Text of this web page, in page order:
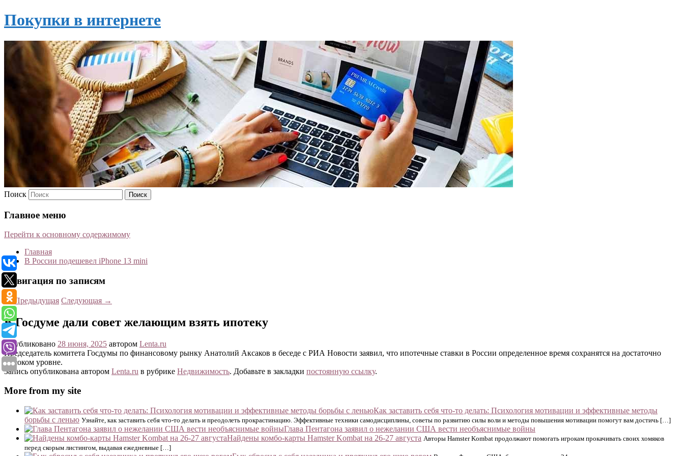
Покупки в интернете
Поиск
Главное меню
Перейти к основному содержимому
Главная
В России подешевел iPhone 13 mini
Навигация по записям
←Предыдущая Следующая →
В Госдуме дали совет желающим взять ипотеку
Опубликовано 28 июня, 2025 автором Lenta.ru
Председатель комитета Госдумы по финансовому рынку Анатолий Аксаков в беседе с РИА Новости заявил, что ипотечные ставки в России определенное время сохранятся на достаточно
высоком уровне.
Запись опубликована автором Lenta.ru в рубрике Недвижимость. Добавьте в закладки постоянную ссылку.
More from my site
Как заставить себя что-то делать: Психология мотивации и эффективные методы
борьбы с ленью Узнайте, как заставить себя что-то делать и преодолеть прокрастинацию. Эффективные техники самодисциплины, советы по развитию силы воли и методы повышения мотивации помогут вам достичь […]
Глава Пентагона заявил о нежелании США вести необъяснимые войны
Найдены комбо-карты Hamster Kombat на 26-27 августа Авторы Hamster Kombat продолжают помогать игрокам прокачивать своих хомяков
перед скорым листингом, выдавая ежедневные […]